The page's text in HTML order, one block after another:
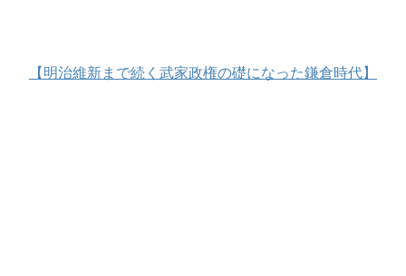
【明治維新まで続く武家政権の礎になった鎌倉時代】